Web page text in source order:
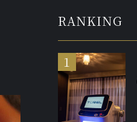
RANKING